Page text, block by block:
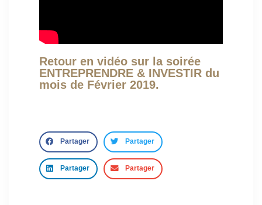
Retour en vidéo sur la soirée
ENTREPRENDRE & INVESTIR du
mois de Février 2019.
Partager Partager
Partager Partager